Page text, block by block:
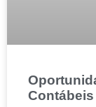
Contábeis